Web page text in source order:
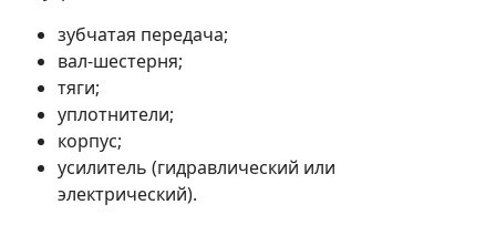
зубчатая передача;
вал-шестерня;
тяги;
уплотнители;
корпус;
усилитель (гидравлический или
электрический).